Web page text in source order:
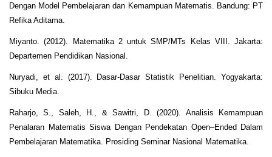
Dengan Model Pembelajaran dan Kemampuan Matematis. Bandung: PT
Refika Aditama.
Miyanto. (2012). Matematika 2 untuk SMP/MTs Kelas VIII. Jakarta:
Departemen Pendidikan Nasional.
Nuryadi, et al. (2017). Dasar-Dasar Statistik Penelitian. Yogyakarta:
Sibuku Media.
Raharjo, S., Saleh, H., & Sawitri, D. (2020). Analisis Kemampuan
Penalaran Matematis Siswa Dengan Pendekatan Open–Ended Dalam
Pembelajaran Matematika. Prosiding Seminar Nasional Matematika.